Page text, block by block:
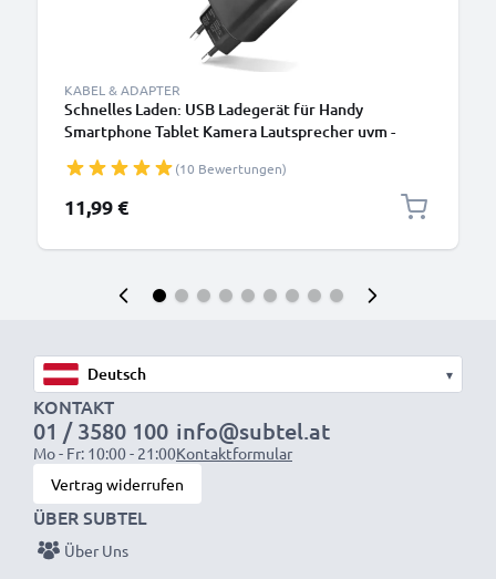
KABEL & ADAPTER
Schnelles Laden: USB Ladegerät für Handy
Smartphone Tablet Kamera Lautsprecher uvm -
Ladestecker / USB Lader
(10 Bewertungen)
11,99 €
▾
KONTAKT
01 / 3580 100
Mo - Fr: 10:00 - 21:00
info@subtel.at
Kontaktformular
Vertrag widerrufen
ÜBER SUBTEL
Über Uns